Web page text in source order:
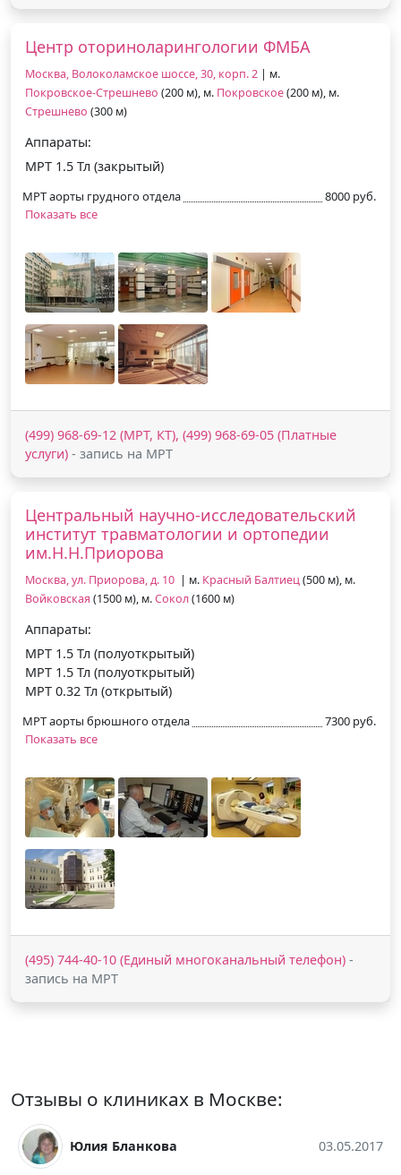
Центр оториноларингологии ФМБА
Москва, Волоколамское шоссе, 30, корп. 2 | м.
Покровское-Стрешнево (200 м), м. Покровское(200 м), м.
Стрешнево (300 м)
Аппараты:
МРТ 1.5 Тл (закрытый)
МРТ аорты грудного отдела
8000 руб.
Показать все
(499) 968-69-12 (МРТ, КТ), (499) 968-69-05 (Платные
услуги) - запись на МРТ
Центральный научно-исследовательский
институт травматологии и ортопедии
им.Н.Н.Приорова
Москва, ул. Приорова, д. 10 | м. Красный Балтиец(500 м), м.
Войковская (1500 м), м.Сокол(1600 м)
Аппараты:
МРТ 1.5 Тл (полуоткрытый)
МРТ 1.5 Тл (полуоткрытый)
МРТ 0.32 Тл (открытый)
МРТ аорты брюшного отдела
7300 руб.
Показать все
(495) 744-40-10 (Единый многоканальный телефон) -
запись на МРТ
Отзывы о клиниках в Москве:
03.05.2017 Людмила